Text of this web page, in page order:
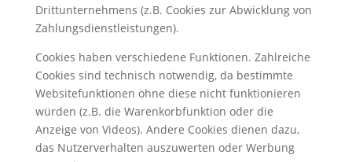
Drittunternehmens (z.B. Cookies zur Abwicklung von
Zahlungsdienstleistungen).
Cookies haben verschiedene Funktionen. Zahlreiche
Cookies sind technisch notwendig, da bestimmte
Websitefunktionen ohne diese nicht funktionieren
würden (z.B. die Warenkorbfunktion oder die
Anzeige von Videos). Andere Cookies dienen dazu,
das Nutzerverhalten auszuwerten oder Werbung